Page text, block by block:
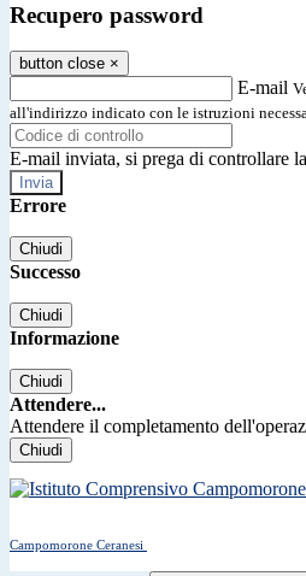
Recupero password
button close ×
E-mail
all'indirizzo indicato con le istruzioni
E-mail inviata, si prega di controllare
Errore
Chiudi
Successo
Chiudi
Informazione
Chiudi
Attendere...
Attendere il completamento
Chiudi
Campomorone Ceranesi